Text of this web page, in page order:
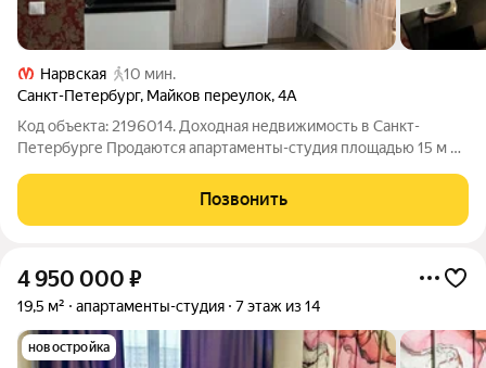
Нарвская
10 мин.
Санкт-Петербург, Майков переулок,4А
Код объекта: 2196014. Доходная недвижимость в Санкт-
Петербурге Продаются апартаменты-студия площадью 15 м в
Объект отлично подходит для инвесторов, которые
рассматривают недвижимость как
Позвонить
4 950 000 ₽
19,5 м² апартаменты-студия 7 этаж из 14
новостройка